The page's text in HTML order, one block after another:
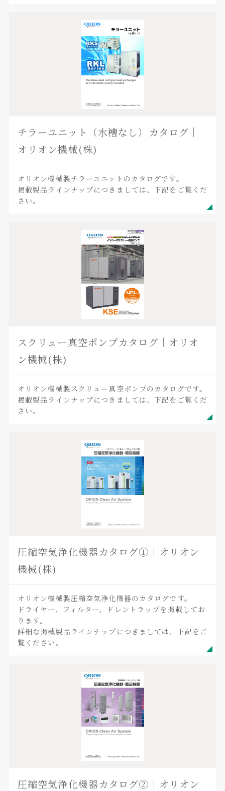
チラーユニット（水槽なし）カタログ｜
オリオン機械(株)
オリオン機械製チラーユニットのカタログです。
掲載製品ラインナップにつきましては、下記をご覧くだ
さい。
スクリュー真空ポンプカタログ｜オリオ
ン機械(株)
オリオン機械製スクリュー真空ポンプのカタログです。
掲載製品ラインナップにつきましては、下記をご覧くだ
さい。
圧縮空気浄化機器カタログ①｜オリオン
機械(株)
オリオン機械製圧縮空気浄化機器のカタログです。
ドライヤー、フィルター、ドレントラップを掲載してお
ります。
詳細な掲載製品ラインナップにつきましては、下記をご
覧ください。
圧縮空気浄化機器カタログ②｜オリオン